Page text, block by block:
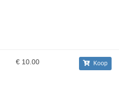
€ 10.00 Koop